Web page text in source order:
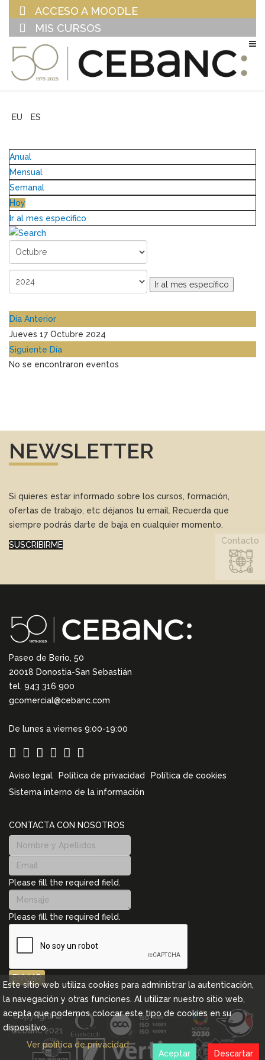
ACCESO A MOODLE
MIS CURSOS
EU ES
Anual
Mensual
Semanal
Hoy
Ir al mes específico
Ir al mes específico
Día Anterior
Jueves 17 Octubre 2024
Siguiente Día
No se encontraron eventos
NEWSLETTER
Si quieres estar informado sobre los cursos, formación,
ofertas de trabajo, etc déjanos tu email. Recuerda que
siempre podrás darte de baja en cualquier momento.
SUSCRIBIRME
Paseo de Berio, 50
20018 Donostia-San Sebastián
tel. 943 316 900
gcomercial@cebanc.com
De lunes a viernes 9:00-19:00
Aviso legal Política de privacidad
Política de cookies
Sistema interno de la información
CONTACTA CON NOSOTROS
Please fill the required field.
Please fill the required field.
ENVIAR
Contacto
Copyright ©
Cebanc 2021
Este sitio web utiliza cookies para administrar la autenticación,
la navegación y otras funciones. Al utilizar nuestro sitio web,
acepta que podemos colocar este tipo de cookies en su
dispositivo.
Ver política de privacidad
Descartar
Aceptar